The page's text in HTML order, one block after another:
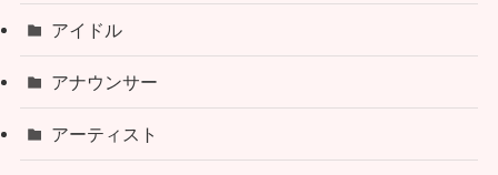
アイドル
アナウンサー
アーティスト